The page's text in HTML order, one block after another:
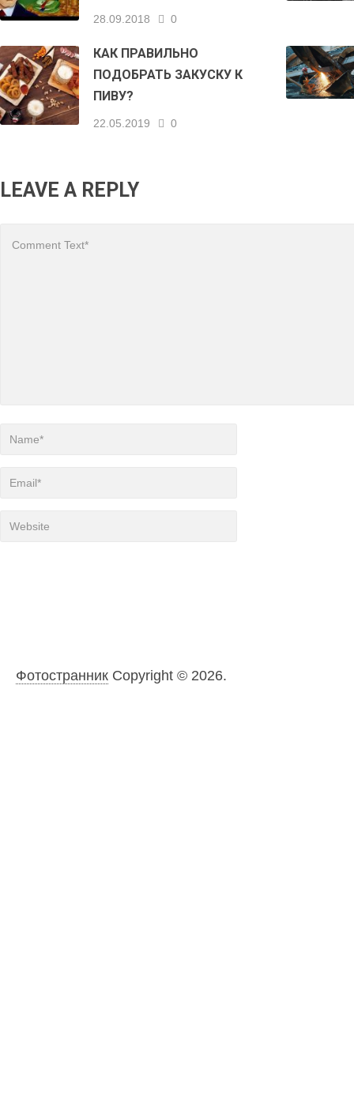
28.09.2018 0
КАК ПРАВИЛЬНО
ПОДОБРАТЬ ЗАКУСКУ К
ПИВУ?
22.05.2019 0
LEAVE A REPLY
ФотостранникCopyright © 2026.